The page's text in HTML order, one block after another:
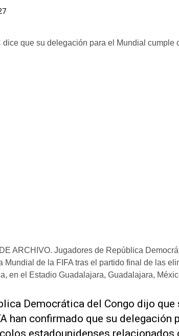
ARCHIVO. Jugadores de República
Mundial de la FIFA tras el partido final de las
en el Estadio Guadalajara, Guadalajara,
Democrática ​del Congo dijo
han confirmado que su
estadounidenses relacionados